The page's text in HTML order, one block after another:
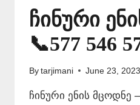
ჩინური
📞577 546
By tarjimani June 23, 2023
ჩინური ენის